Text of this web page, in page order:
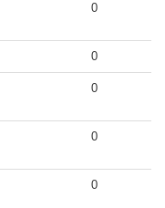
0
0
0
0
0